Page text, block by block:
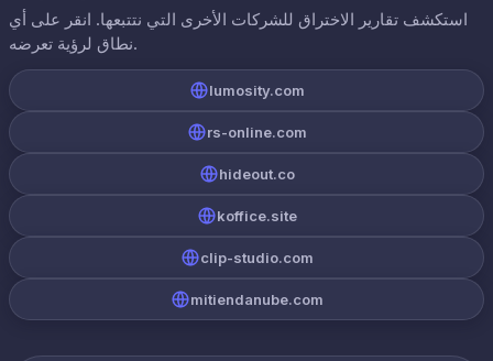
استكشف تقارير الاختراق للشركات الأخرى التي نتتبعها. انقر على أي
نطاق لرؤية تعرضه.
lumosity.com
rs-online.com
hideout.co
koffice.site
clip-studio.com
mitiendanube.com